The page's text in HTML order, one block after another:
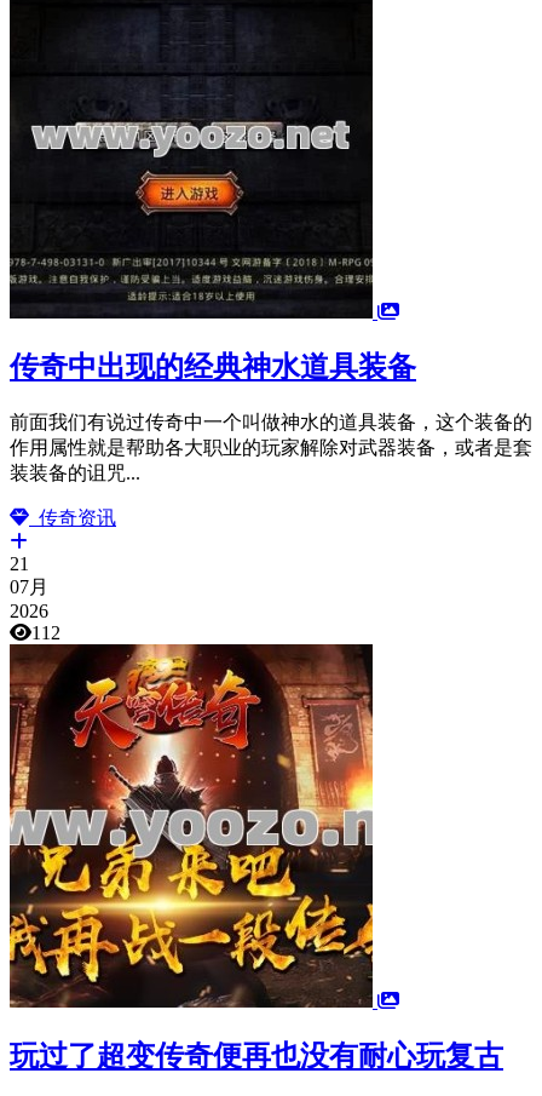
传奇中出现的经典神水道具装备
前面我们有说过传奇中一个叫做神水的道具装备，这个装备的
作用属性就是帮助各大职业的玩家解除对武器装备，或者是套
装装备的诅咒...
传奇资讯
21
07月
2026
112
玩过了超变传奇便再也没有耐心玩复古